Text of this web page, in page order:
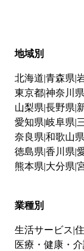
地域別
北海道 青森県
東京都神奈川県
山梨県 長野県
愛知県 岐阜県
奈良県 和歌山県
徳島県 香川県
熊本県 大分県
業種別
生活サービス
医療・健康・